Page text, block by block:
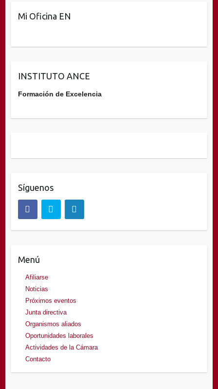
Mi Oficina EN
INSTITUTO ANCE
Formación de Excelencia
Síguenos
Menú
Afiliarse
Noticias
Próximos eventos
Junta directiva
Organismos aliados
Oportunidades laborales
Actividades de la Cámara
Contacto